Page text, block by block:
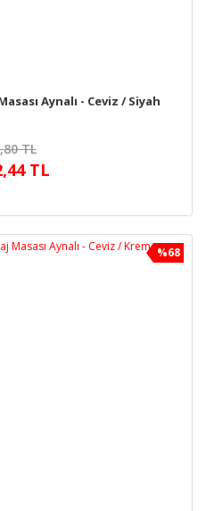
Aynalı - Ceviz / Siyah
TL
TL
%68